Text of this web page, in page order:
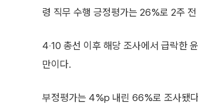
령 직무 수행 긍정평가는 26%로 2주
4‧10 총선 이후 해당 조사에서 급락한
만이다.
부정평가는 4%p 내린 66%로 조사됐